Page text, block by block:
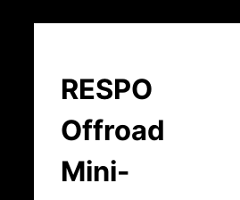
RESPO
Offroad
Mini-